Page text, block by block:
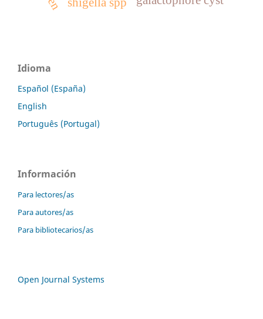
Idioma
Español (España)
English
Português (Portugal)
Información
Para lectores/as
Para autores/as
Para bibliotecarios/as
Open Journal Systems